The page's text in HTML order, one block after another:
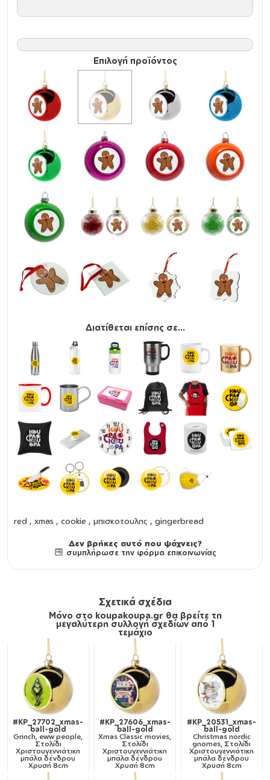
Επιλογή προϊόντος
Διατίθεται επίσης σε...
red , xmas , cookie , μπισκοτουλης , gingerbread
Δεν βρήκες αυτό που ψάχνεις?
συμπλήρωσε την φόρμα επικοινωνίας
Σχετικά σχέδια
Μόνο στο koupakoupa.gr θα βρείτε τη
μεγαλύτερη συλλογή σχεδίων από 1
τεμάχιο
#KP_27702_xmas-
ball-gold
Grinch, eww people,
Στολίδι
Χριστουγεννιάτικη
μπάλα δένδρου
Χρυσή 8cm
#KP_27606_xmas-
ball-gold
Xmas Classic movies,
Στολίδι
Χριστουγεννιάτικη
μπάλα δένδρου
Χρυσή 8cm
#KP_20531_xmas-
ball-gold
Christmas nordic
gnomes, Στολίδι
Χριστουγεννιάτικη
μπάλα δένδρου
Χρυσή 8cm